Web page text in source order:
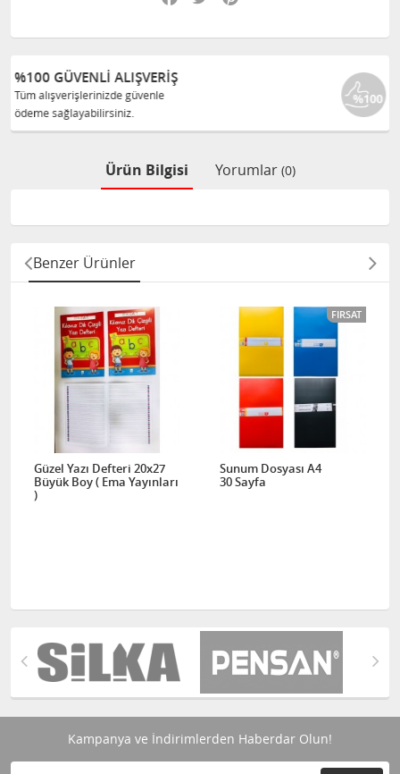
%100 ORJINAL ÜRÜNLER
Tüm ürünlerimiz ilgili üreticiden
Ürün Bilgisi Yorumlar (0)
Benzer Ürünler
Güzel Yazı Defteri 20x27
Büyük Boy ( Ema Yayınları
)
FIRSAT
Sunum Dosyası A4
30 Sayfa
Kampanya ve İndirimlerden Haberdar Olun!